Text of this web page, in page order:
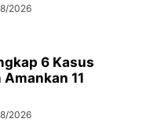
2026
6 Kasus
11
2026